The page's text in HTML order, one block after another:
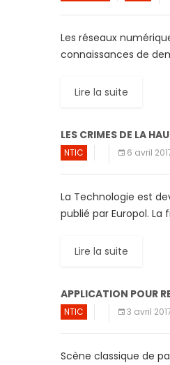
Les réseaux
connaissances de
Lire la suite
LES CRIMES DE LA
NTIC 6 avril
La Technologie est
publié par Europol.
Lire la suite
APPLICATION POUR
NTIC 3 avril
Scène classique de